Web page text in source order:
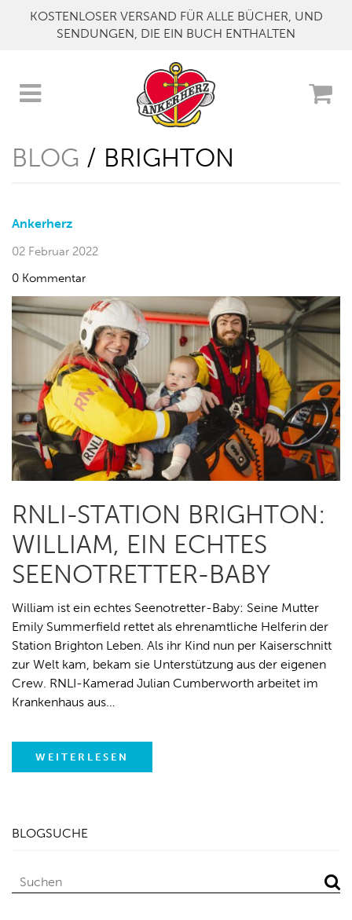
KOSTENLOSER VERSAND FÜR ALLE BÜCHER, UND
SENDUNGEN, DIE EIN BUCH ENTHALTEN
BLOG / BRIGHTON
Ankerherz
02 Februar 2022
0 Kommentar
RNLI-STATION BRIGHTON:
WILLIAM, EIN ECHTES
SEENOTRETTER-BABY
William ist ein echtes Seenotretter-Baby: Seine Mutter
Emily Summerfield rettet als ehrenamtliche Helferin der
Station Brighton Leben. Als ihr Kind nun per Kaiserschnitt
zur Welt kam, bekam sie Unterstützung aus der eigenen
Crew. RNLI-Kamerad Julian Cumberworth arbeitet im
Krankenhaus aus…
WEITERLESEN
BLOGSUCHE